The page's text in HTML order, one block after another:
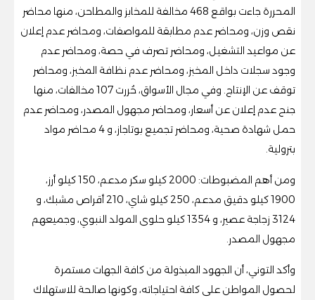
المحررة جاءت بواقع 468 مخالفة للمخابز والمطاحن، منها محاضر
نقص وزن، ومحاضر عدم مطابقة للمواصفات، ومحاضر عدم إعلان
عن مواعيد التشغيل، ومحاضر تصرف في حصة، ومحاضر عدم
وجود سجلات داخل المخبز، ومحاضر عدم نظافة المخبز، ومحاضر
توقف عن الإنتاج. وفي مجال الأسواق، حُررت 107 مخالفات، منها
جنح عدم إعلان عن أسعار، ومحاضر مجهول المصدر، ومحاضر عدم
حمل شهادة صحية، ومحاضر تجميع بوتاجاز، و 4 محاضر مواد
بترولية.
ومن أهم المضبوطات: 2000 كيلو سكر مدعم، 150 كيلو أرز،
1900 كيلو دقيق مدعم، 250 كيلو شاي، 210 أقراص مشبك، و
3124 زجاجة عصير، و 1354 كيلو حلوى المولد النبوي، وجميعهم
مجهول المصدر.
وأكد التوني، أن الجهود المبذولة من كافة الجهات مستمرة
لحصول المواطن على كافة احتياجاته، وكونها صالحة للاستهلاك